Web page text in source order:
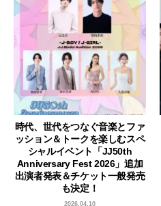
時代、世代をつなぐ音楽とファ
ッション＆トークを楽しむスペ
シャルイベント「JJ50th
Anniversary Fest 2026」追加
出演者発表＆チケット一般発売
も決定！
2026.04.10